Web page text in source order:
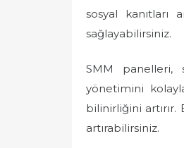
sosyal kanıtları
sağlayabilirsiniz.
SMM panelleri,
yönetimini
bilinirliğini artırır.
artırabilirsiniz.